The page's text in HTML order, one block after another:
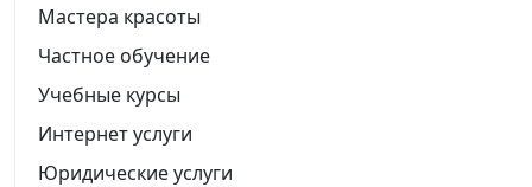
Мастера красоты
Частное обучение
Учебные курсы
Интернет услуги
Юридические услуги